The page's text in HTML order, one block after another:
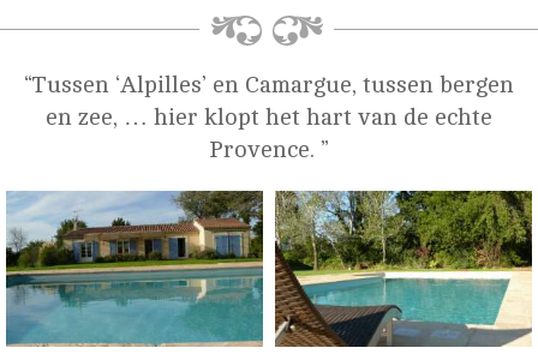
Tussen ‘Alpilles’ en Camargue, tussen bergen
en zee, … hier klopt het hart van de echte
Provence.